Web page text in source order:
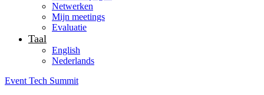
Netwerken
Mijn meetings
Evaluatie
Taal
English
Nederlands
Event Tech Summit